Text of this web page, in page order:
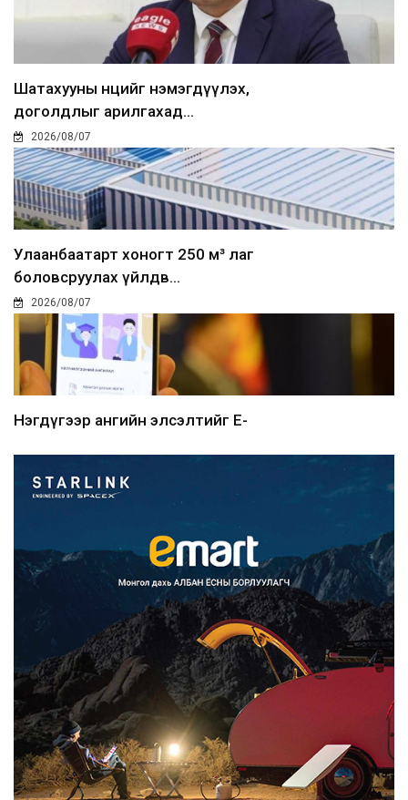
Шатахууны нөөцийг нэмэгдүүлэх,
доголдлыг арилгахад...
2026/08/07
Улаанбаатарт хоногт 250 м³ лаг
боловсруулах үйлдв...
2026/08/07
Нэгдүгээр ангийн элсэлтийг E-
Францад иргэд рүү зөвшөөрөлгүй
сурталчилгааны дууд...
2026/08/07
Нийтийн тээврийн Ч:19А чиглэлийн
замналд түр хугац...